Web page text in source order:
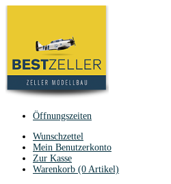
Öffnungszeiten
Wunschzettel
Mein Benutzerkonto
Zur Kasse
Warenkorb (0 Artikel)